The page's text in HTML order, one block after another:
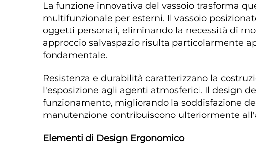
La funzione innovativa del vassoio trasforma
multifunzionale per esterni. Il vassoio
oggetti personali, eliminando la necessità di
approccio salvaspazio risulta particolarmente
fondamentale.
Resistenza e durabilità caratterizzano la
l'esposizione agli agenti atmosferici. Il design
funzionamento, migliorando la soddisfazione
manutenzione contribuiscono ulteriormente
Elementi di Design Ergonomico